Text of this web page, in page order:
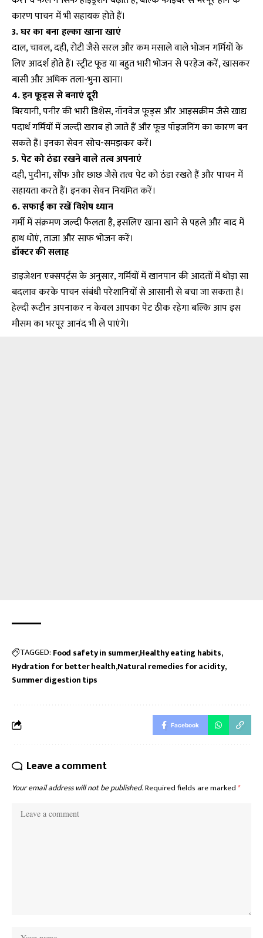
कारण पाचन में भी सहायक होते हैं।
3. घर का बना हल्का खाना खाएं
दाल, चावल, दही, रोटी जैसे सरल और कम मसाले वाले भोजन गर्मियों के
लिए आदर्श होते हैं। स्ट्रीट फूड या बहुत भारी भोजन से परहेज करें, खासकर
बासी और अधिक तला-भुना खाना।
4. इन फूड्स से बनाएं दूरी
बिरयानी, पनीर की भारी डिशेस, नॉनवेज फूड्स और आइसक्रीम जैसे खाद्य
पदार्थ गर्मियों में जल्दी खराब हो जाते हैं और फूड पॉइजनिंग का कारण बन
सकते हैं। इनका सेवन सोच-समझकर करें।
5. पेट को ठंडा रखने वाले तत्व अपनाएं
दही, पुदीना, सौंफ और छाछ जैसे तत्व पेट को ठंडा रखते हैं और पाचन में
सहायता करते हैं। इनका सेवन नियमित करें।
6. सफाई का रखें विशेष ध्यान
गर्मी में संक्रमण जल्दी फैलता है, इसलिए खाना खाने से पहले और बाद में
हाथ धोएं, ताजा और साफ भोजन करें।
डॉक्टर की सलाह
डाइजेशन एक्सपर्ट्स के अनुसार, गर्मियों में खानपान की आदतों में थोड़ा सा
बदलाव करके पाचन संबंधी परेशानियों से आसानी से बचा जा सकता है।
हेल्दी रूटीन अपनाकर न केवल आपका पेट ठीक रहेगा बल्कि आप इस
मौसम का भरपूर आनंद भी ले पाएंगे।
TAGGED: Food safety in summerHealthy eating habits
Hydration for better healthNatural remedies for acidity
Summer digestion tips
Facebook
Leave a comment
Your email address will not be published.Required fields are marked*